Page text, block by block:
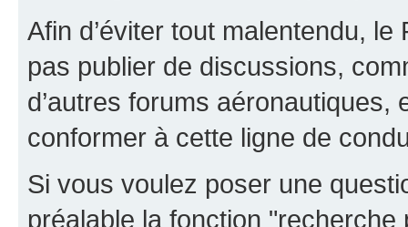
Afin d’éviter tout malentendu,
pas publier de discussions,
d’autres forums
conformer à cette ligne de
Si vous voulez poser une
préalable la fonction